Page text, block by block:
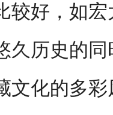
较好，如
久历史的
文化的多